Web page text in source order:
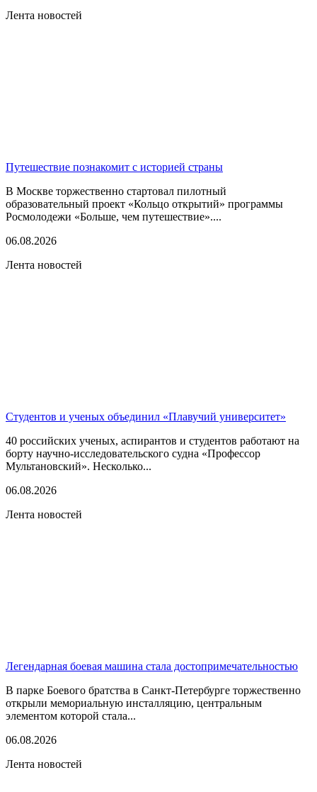
Лента новостей
Путешествие познакомит с историей страны
В Москве торжественно стартовал пилотный
образовательный проект «Кольцо открытий» программы
Росмолодежи «Больше, чем путешествие»....
06.08.2026
Лента новостей
Студентов и ученых объединил «Плавучий университет»
40 российских ученых, аспирантов и студентов работают на
борту научно-исследовательского судна «Профессор
Мультановский». Несколько...
06.08.2026
Лента новостей
Легендарная боевая машина стала достопримечательностью
В парке Боевого братства в Санкт-Петербурге торжественно
открыли мемориальную инсталляцию, центральным
элементом которой стала...
06.08.2026
Лента новостей